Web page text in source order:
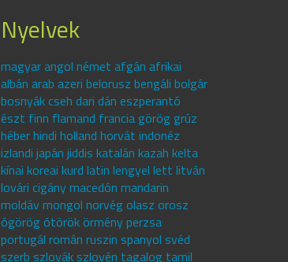
Nyelvek
magyar angol német afgán afrikai
albán arab azeri belorusz bengáli bolgár
bosnyák cseh dari dán eszperantó
észt finn flamand francia görög grúz
héber hindi holland horvát indonéz
izlandi japán jiddis katalán kazah kelta
kínai koreai kurd latin lengyel lett litván
lovári cigány macedón mandarin
moldáv mongol norvég olasz orosz
ógörög ótörök örmény perzsa
portugál román ruszin spanyol svéd
szerb szlovák szlovén tagalog tamil